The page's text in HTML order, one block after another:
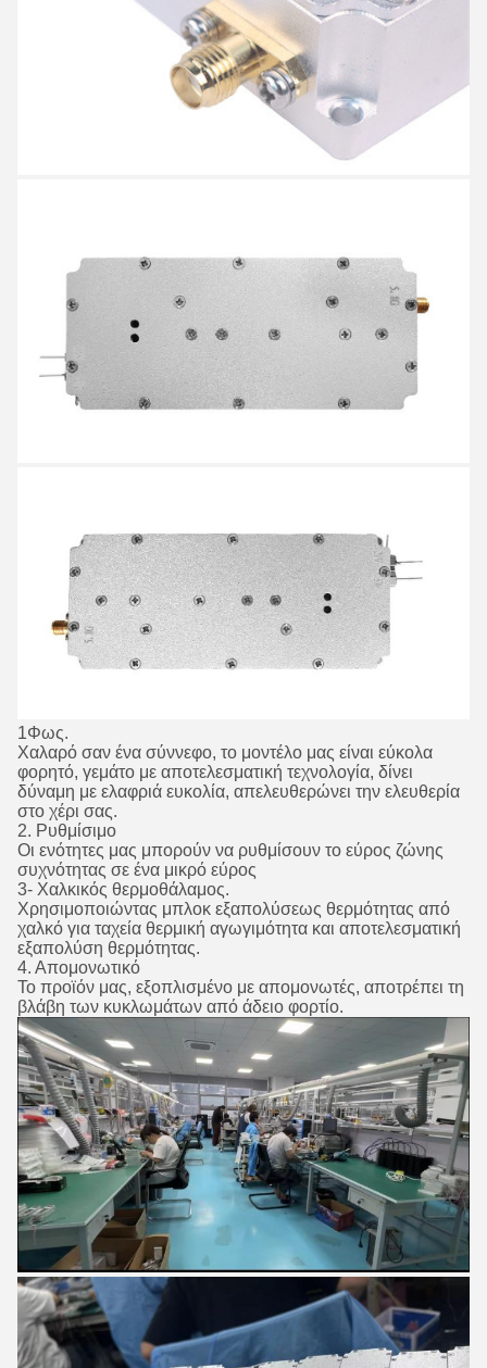
1Φως.
Χαλαρό σαν ένα σύννεφο, το μοντέλο μας είναι εύκολα
φορητό, γεμάτο με αποτελεσματική τεχνολογία, δίνει
δύναμη με ελαφριά ευκολία, απελευθερώνει την ελευθερία
στο χέρι σας.
2. Ρυθμίσιμο
Οι ενότητες μας μπορούν να ρυθμίσουν το εύρος ζώνης
συχνότητας σε ένα μικρό εύρος
3- Χαλκικός θερμοθάλαμος.
Χρησιμοποιώντας μπλοκ εξαπολύσεως θερμότητας από
χαλκό για ταχεία θερμική αγωγιμότητα και αποτελεσματική
εξαπολύση θερμότητας.
4. Απομονωτικό
Το προϊόν μας, εξοπλισμένο με απομονωτές, αποτρέπει τη
βλάβη των κυκλωμάτων από άδειο φορτίο.